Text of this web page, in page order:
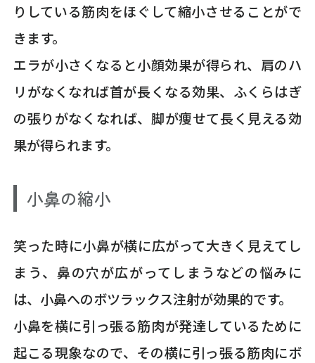
りしている筋肉をほぐして縮小させることがで
きます。
エラが小さくなると小顔効果が得られ、肩のハ
リがなくなれば首が長くなる効果、ふくらはぎ
の張りがなくなれば、脚が痩せて長く見える効
果が得られます。
小鼻の縮小
笑った時に小鼻が横に広がって大きく見えてし
まう、鼻の穴が広がってしまうなどの悩みに
は、小鼻へのボツラックス注射が効果的です。
小鼻を横に引っ張る筋肉が発達しているために
起こる現象なので、その横に引っ張る筋肉にボ